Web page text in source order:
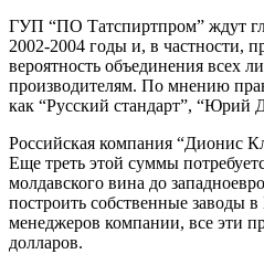
ГУП “ПО Татспиртпром” ждут
2002-2004 годы и, в частности,
вероятность объединения всех
производителям. По мнению
как “Русский стандарт”,
Российская компания “Дионис
Еще треть этой суммы
молдавского вина до
построить собственные заводы
менеджеров компании, все эти
долларов.